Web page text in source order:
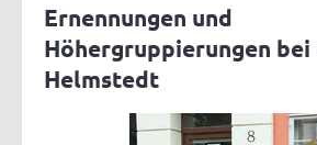
Ernennungen und
Höhergruppierungen
Helmstedt